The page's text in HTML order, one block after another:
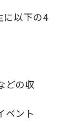
に以下の4
どの収
ベント